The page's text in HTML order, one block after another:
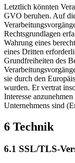
Letztlich könnten
GVO beruhen. Auf
Rechtsgrundlagen
Wahrung eines
eines Dritten
Grundfreiheiten des
sie durch den
wurden. Er vertrat
Interesse
Unternehmens sind
6 Technik
6.1 SSL/TLS-